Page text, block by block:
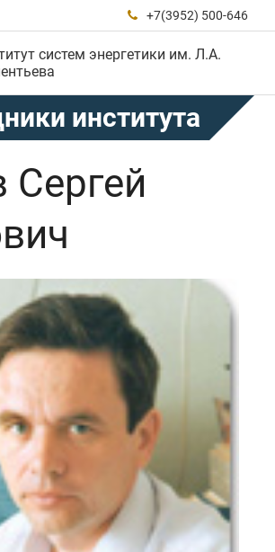
 +7(3952) 500-646
систем энергетики им. Л.А.
института
Сергей